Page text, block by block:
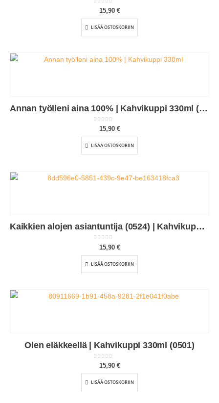
out of 5
15,90 €
LISÄÄ OSTOSKORIIN
Annan työlleni aina 100% | Kahvikuppi 330ml (0038)
out of 5
15,90 €
LISÄÄ OSTOSKORIIN
Kaikkien alojen asiantuntija (0524) | Kahvikuppi 330ml
out of 5
15,90 €
LISÄÄ OSTOSKORIIN
Olen eläkkeellä | Kahvikuppi 330ml (0501)
out of 5
15,90 €
LISÄÄ OSTOSKORIIN